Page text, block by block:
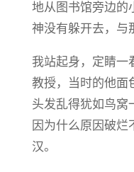
地从图书馆旁边的
神没有躲开去，与
我站起身，定睛一
教授，当时的他面
头发乱得犹如鸟窝
因为什么原因破烂
汉。